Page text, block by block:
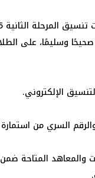
الثانية 2025 للكليات
وسليمًا، على
الإلكتروني.
السري من استمارة
والمعاهد المتاحة